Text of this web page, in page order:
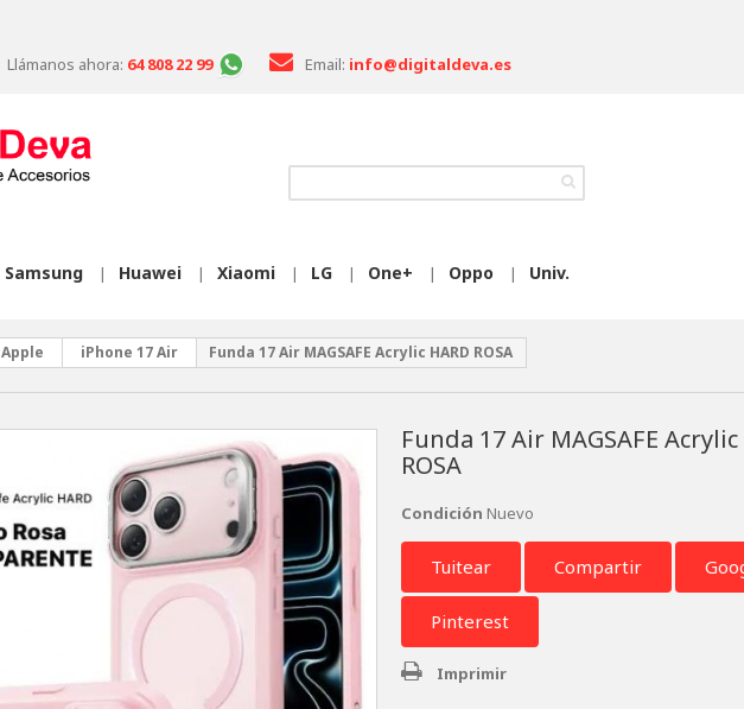
Llámanos ahora: 64 808 22 99 Email: info@digitaldeva.es
Samsung | Huawei | Xiaomi | LG | One+ | Oppo | Univ.
Apple iPhone 17 Air Funda 17 Air MAGSAFE Acrylic HARD ROSA
Funda 17 Air MAGSAFE Acrylic
ROSA
Condición Nuevo
Tuitear Compartir
Pinterest
Imprimir